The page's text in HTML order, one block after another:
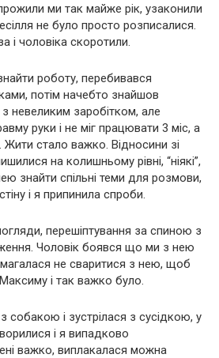
ми так майже рік, узаконили
не було просто розписалися.
і чоловіка скоротили.
роботу, перебивався
потім начебто знайшов
невеликим заробітком, але
руки і не міг працювати 3 міс, а
Жити стало важко. Відносини зі
на колишньому рівні, “ніякі”,
знайти спільні теми для розмови,
і я припинила спроби.
перешіптування за спиною з
Чоловік боявся що ми з нею
не сваритися з нею, щоб
і так важко було.
собакою і зустрілася з сусідкою, у
і я випадково
важко, виплакалася можна